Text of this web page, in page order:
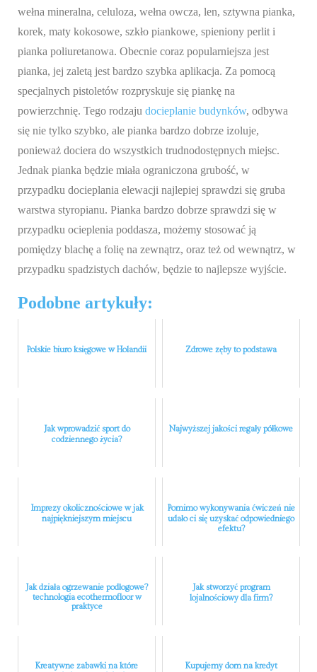
wełna mineralna, celuloza, wełna owcza, len, sztywna pianka,
korek, maty kokosowe, szkło piankowe, spieniony perlit i
pianka poliuretanowa. Obecnie coraz popularniejsza jest
pianka, jej zaletą jest bardzo szybka aplikacja. Za pomocą
specjalnych pistoletów rozpryskuje się piankę na
powierzchnię. Tego rodzaju docieplanie budynków, odbywa
się nie tylko szybko, ale pianka bardzo dobrze izoluje,
ponieważ dociera do wszystkich trudnodostępnych miejsc.
Jednak pianka będzie miała ograniczona grubość, w
przypadku docieplania elewacji najlepiej sprawdzi się gruba
warstwa styropianu. Pianka bardzo dobrze sprawdzi się w
przypadku ocieplenia poddasza, możemy stosować ją
pomiędzy blachę a folię na zewnątrz, oraz też od wewnątrz, w
przypadku spadzistych dachów, będzie to najlepsze wyjście.
Podobne artykuły:
Polskie biuro księgowe w Holandii Zdrowe zęby to podstawa
Jak wprowadzić sport do
codziennego życia?
Najwyższej jakości regały półkowe
Imprezy okolicznościowe w jak
najpiękniejszym miejscu
Pomimo wykonywania ćwiczeń nie
udało ci się uzyskać odpowiedniego
efektu?
Jak działa ogrzewanie podłogowe?
technologia ecothermofloor w
praktyce
Jak stworzyć program
lojalnościowy dla firm?
Kreatywne zabawki na które
Kupujemy dom na kredyt